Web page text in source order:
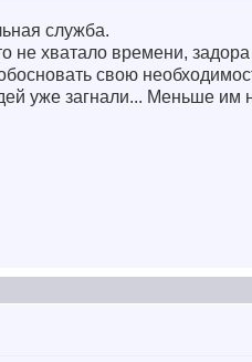
служба.
не хватало времени, задора
свою
уже загнали... Меньше им